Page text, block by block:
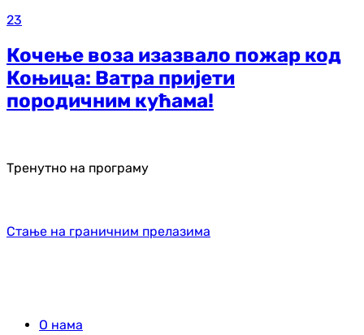
23
Кочење воза изазвало пожар код
Коњица: Ватра пријети
породичним кућама!
Тренутно на програму
Стање на граничним прелазима
О нама